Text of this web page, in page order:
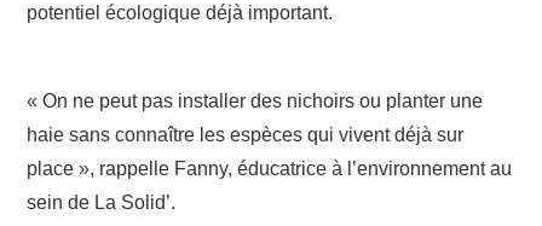
potentiel écologique déjà important.
« On ne peut pas installer des nichoirs ou planter une
haie sans connaître les espèces qui vivent déjà sur
place », rappelle Fanny, éducatrice à l’environnement au
sein de La Solid’.